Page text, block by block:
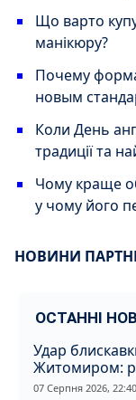
Що варто
манікюру?
Почему
новым
Коли День
традиції та
Чому краще
у чому його
НОВИНИ
ОСТАННІ
Удар
Житомиром:
кота
07 Серпня 2026, 22:40